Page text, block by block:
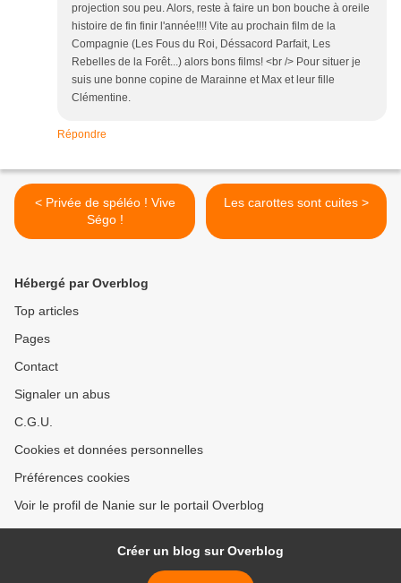
projection sou peu. Alors, reste à faire un bon bouche à oreile
histoire de fin finir l'année!!!! Vite au prochain film de la
Compagnie (Les Fous du Roi, Déssacord Parfait, Les
Rebelles de la Forêt...) alors bons films! <br /> Pour situer je
suis une bonne copine de Marainne et Max et leur fille
Clémentine.
Répondre
< Privée de spéléo ! Vive
Ségo !
Les carottes sont cuites >
Hébergé par Overblog
Top articles
Pages
Contact
Signaler un abus
C.G.U.
Cookies et données personnelles
Préférences cookies
Voir le profil de Nanie sur le portail Overblog
Créer un blog sur Overblog